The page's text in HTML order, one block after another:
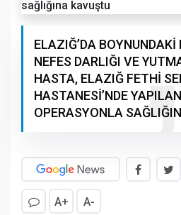
ELAZIĞ’DA
NEFES DARLIĞI VE
HASTA, ELAZIĞ FETHİ
HASTANESİ’NDE
OPERASYONLA
A+ A-